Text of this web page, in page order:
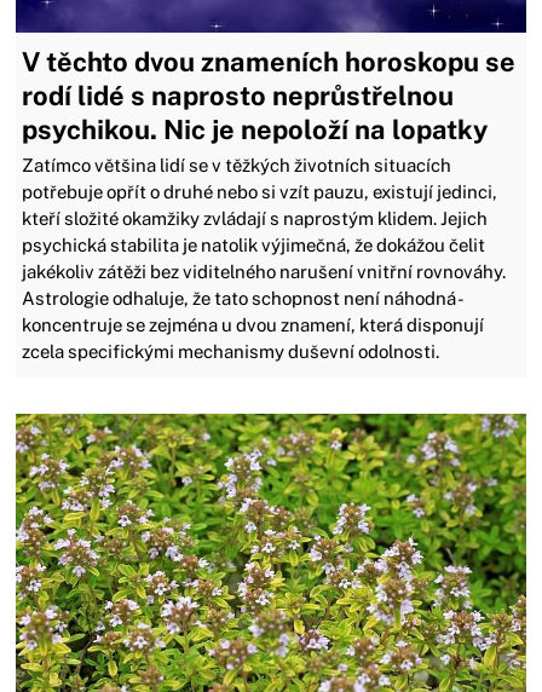
V těchto dvou znameních horoskopu se
rodí lidé s naprosto neprůstřelnou
psychikou. Nic je nepoloží na lopatky
Zatímco většina lidí se v těžkých životních situacích
potřebuje opřít o druhé nebo si vzít pauzu, existují jedinci,
kteří složité okamžiky zvládají s naprostým klidem. Jejich
psychická stabilita je natolik výjimečná, že dokážou čelit
jakékoliv zátěži bez viditelného narušení vnitřní rovnováhy.
Astrologie odhaluje, že tato schopnost není náhodná -
koncentruje se zejména u dvou znamení, která disponují
zcela specifickými mechanismy duševní odolnosti.